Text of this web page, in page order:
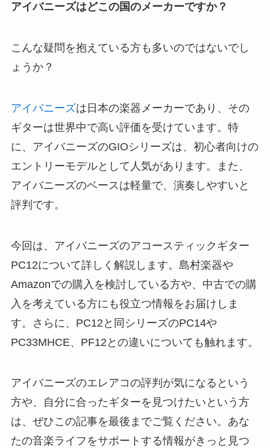
アイバニーズはどこの国のメーカーですか？
こんな疑問を抱えている方も多いのではないでし
ょうか？
アイバニーズは日本の楽器メーカーであり、その
ギターは世界中で高い評価を受けています。特
に、アイバニーズのGIOシリーズは、初心者向けの
エントリーモデルとして人気があります。また、
アイバニーズのベースは軽量で、演奏しやすいと
評判です。
今回は、アイバニーズのアコースティックギター
PC12について詳しく解説します。島村楽器や
Amazonでの購入を検討している方や、中古での購
入を考えている方にも役立つ情報をお届けしま
す。さらに、PC12と同シリーズのPC14や
PC33MHCE、PF12との違いについても触れます。
アイバニーズのエレアコの評判が気になるという
方や、自分に合ったギターを見つけたいという方
は、ぜひこの記事を最後までご覧ください。あな
たの音楽ライフをサポートする情報がきっと見つ